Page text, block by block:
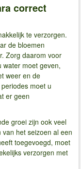
correct
te verzorgen.
de bloemen
Zorg daarom voor
water moet geven,
weer en de
moet u
er geen
groei zijn ook veel
het seizoen al een
toegevoegd, moet
verzorgen met